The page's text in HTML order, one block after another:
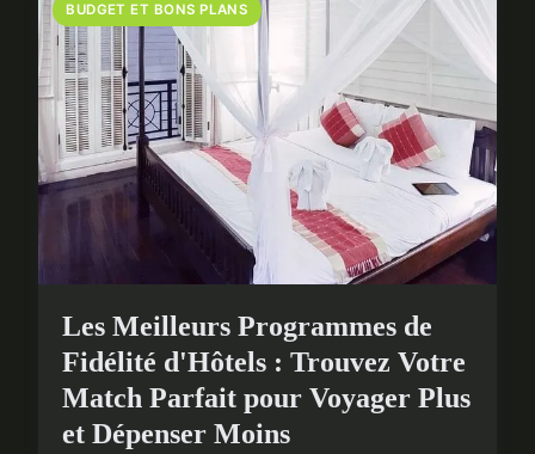
BUDGET ET BONS PLANS
Les Meilleurs Programmes de
Fidélité d'Hôtels : Trouvez Votre
Match Parfait pour Voyager Plus
et Dépenser Moins